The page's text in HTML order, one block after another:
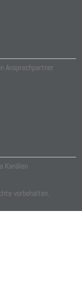
Ansprechpartner
Kanälen
vorbehalten.